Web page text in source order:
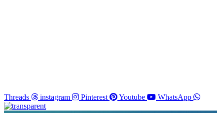
Threads instagram Pinterest Youtube WhatsApp